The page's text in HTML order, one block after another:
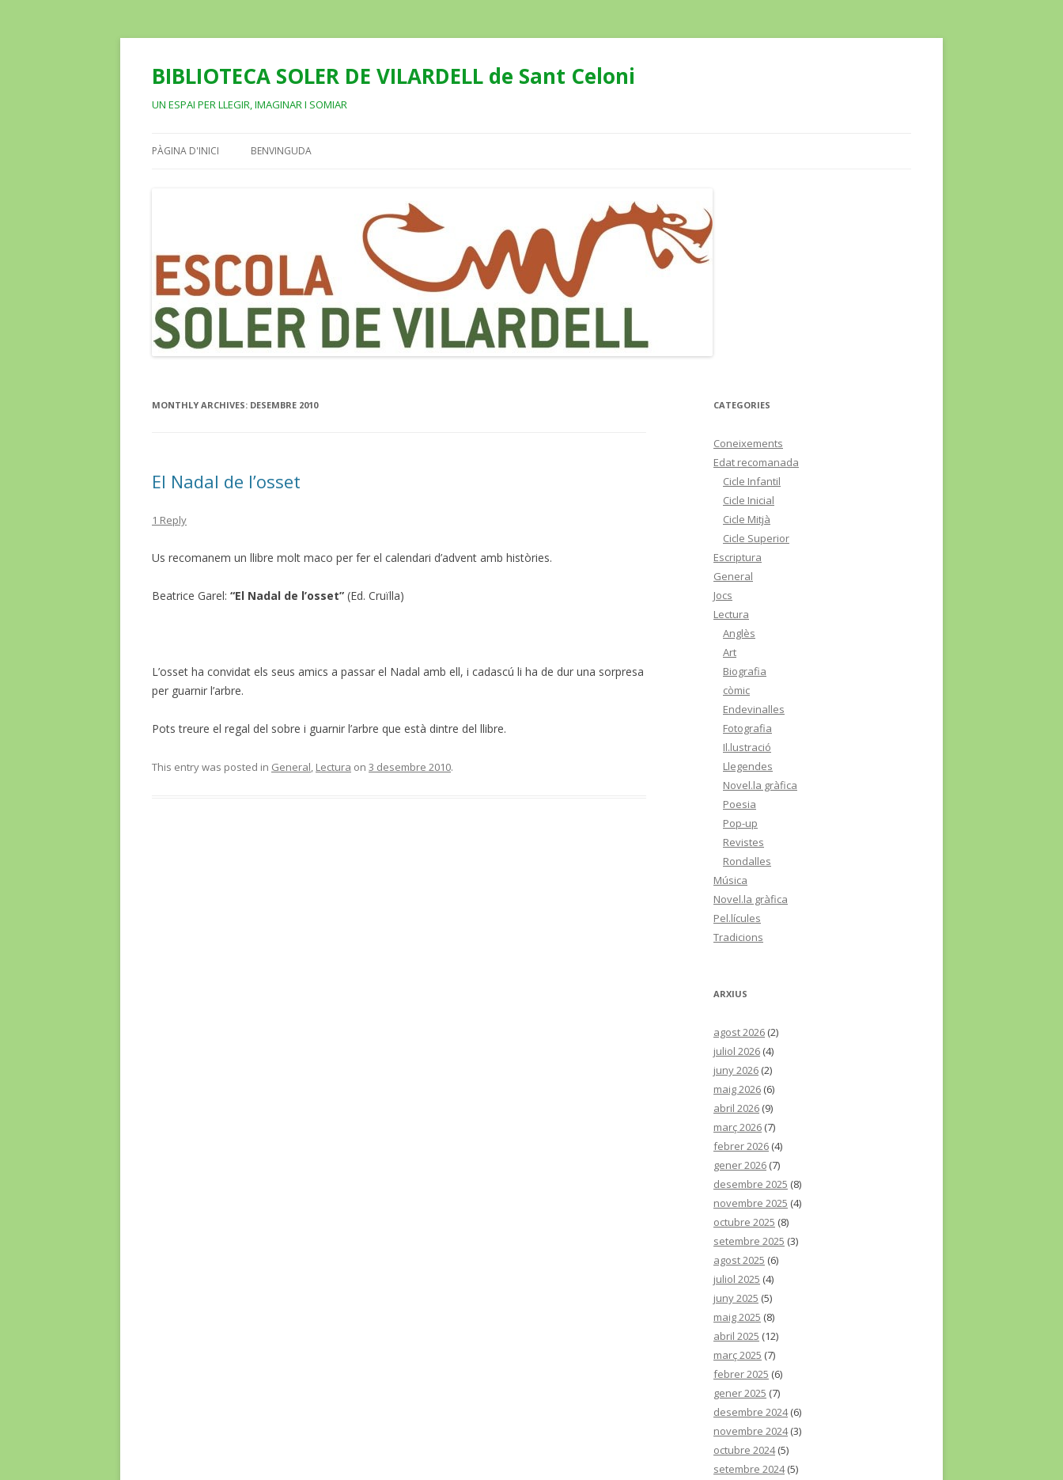
BIBLIOTECA SOLER DE VILARDELL de Sant Celoni
UN ESPAI PER LLEGIR, IMAGINAR I SOMIAR
PÀGINA D'INICI BENVINGUDA
MONTHLY ARCHIVES: DESEMBRE 2010
El Nadal de l’osset
1 Reply
Us recomanem un llibre molt maco per fer el calendari d’advent amb històries.
Beatrice Garel: “El Nadal de l’osset” (Ed. Cruïlla)
L’osset ha convidat els seus amics a passar el Nadal amb ell, i cadascú li ha de dur una sorpresa
per guarnir l’arbre.
Pots treure el regal del sobre i guarnir l’arbre que està dintre del llibre.
This entry was posted in General, Lectura on 3 desembre 2010.
CATEGORIES
Coneixements
Edat recomanada
Cicle Infantil
Cicle Inicial
Cicle Mitjà
Cicle Superior
Escriptura
General
Jocs
Lectura
Anglès
Art
Biografia
còmic
Endevinalles
Fotografia
Il.lustració
Llegendes
Novel.la gràfica
Poesia
Pop-up
Revistes
Rondalles
Música
Novel.la gràfica
Pel.lícules
Tradicions
ARXIUS
agost 2026 (2)
juliol 2026 (4)
juny 2026 (2)
maig 2026 (6)
abril 2026 (9)
març 2026 (7)
febrer 2026 (4)
gener 2026 (7)
desembre 2025 (8)
novembre 2025 (4)
octubre 2025 (8)
setembre 2025 (3)
agost 2025 (6)
juliol 2025 (4)
juny 2025 (5)
maig 2025 (8)
abril 2025 (12)
març 2025 (7)
febrer 2025 (6)
gener 2025 (7)
desembre 2024(6)
novembre 2024(3)
octubre 2024(5)
setembre 2024(5)